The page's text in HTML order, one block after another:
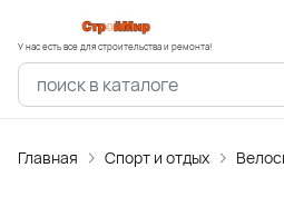
У нас есть все для строительства и ремонта!
Главная Спорт и отдых